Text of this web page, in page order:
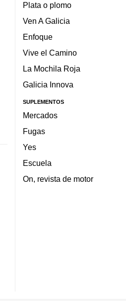
Plata o plomo
Ven A Galicia
Enfoque
Vive el Camino
La Mochila Roja
Galicia Innova
SUPLEMENTOS
Mercados
Fugas
Yes
Escuela
On, revista de motor